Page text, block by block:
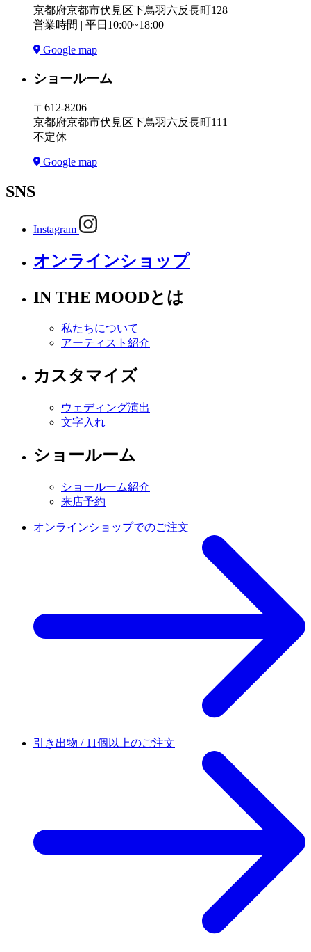
京都府京都市伏見区下鳥羽六反長町128
営業時間 | 平日10:00~18:00
Google map
ショールーム
〒612-8206
京都府京都市伏見区下鳥羽六反長町111
不定休
Google map
SNS
Instagram
オンラインショップ
IN THE MOODとは
私たちについて
アーティスト紹介
カスタマイズ
ウェディング演出
文字入れ
ショールーム
ショールーム紹介
来店予約
オンラインショップでのご注文
引き出物 / 11個以上のご注文